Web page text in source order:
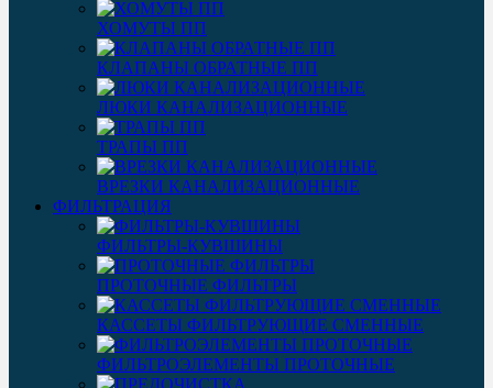
ХОМУТЫ ПП
КЛАПАНЫ ОБРАТНЫЕ ПП
ЛЮКИ КАНАЛИЗАЦИОННЫЕ
ТРАПЫ ПП
ВРЕЗКИ КАНАЛИЗАЦИОННЫЕ
ФИЛЬТРАЦИЯ
ФИЛЬТРЫ-КУВШИНЫ
ПРОТОЧНЫЕ ФИЛЬТРЫ
КАССЕТЫ ФИЛЬТРУЮЩИЕ СМЕННЫЕ
ФИЛЬТРОЭЛЕМЕНТЫ ПРОТОЧНЫЕ